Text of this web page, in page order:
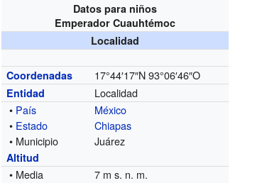
Datos para niños
Emperador Cuauhtémoc
Localidad
Coordenadas 17°44′17″N 93°06′46″O
Entidad
Localidad
• País
México
• Estado
Chiapas
• Municipio
Juárez
Altitud
• Media 7 m s. n. m.